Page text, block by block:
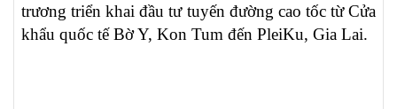
trương triển khai đầu tư tuyến đường cao tốc từ Cửa
khẩu quốc tế Bờ Y, Kon Tum đến PleiKu, Gia Lai.